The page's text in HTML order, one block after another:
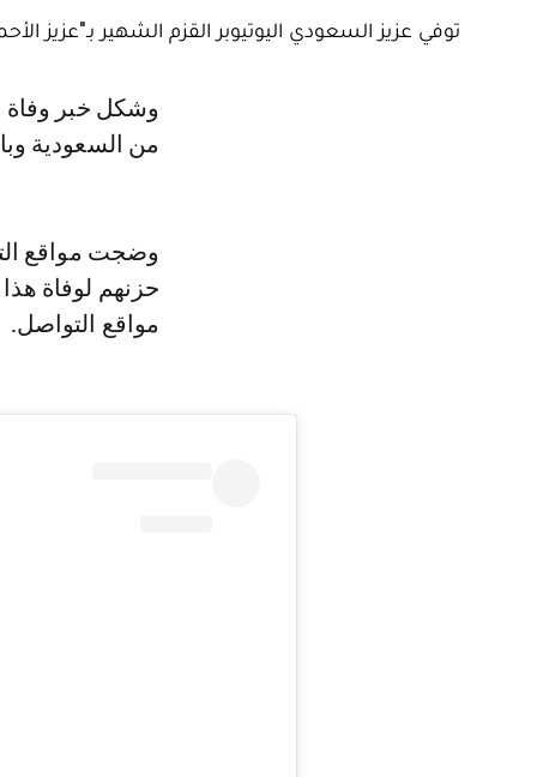
توفي عزيز السعودي اليوتيوبر القزم الشهير بـ"عزيز الأحمد" أو "عزيز
وشكل خبر وفاة عزيز صدمة لرواد مواقع التواصل الاجتماعي ولمتابعيه بالخصوص
من السعودية
وضجت مواقع
حزنهم لوفاة
مواقع التواصل.